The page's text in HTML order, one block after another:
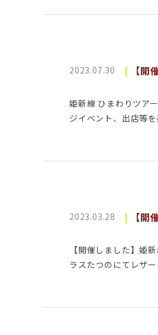
2023.07.30 【
姫新線 ひまわりツア
ジイベント、出店等
2023.03.28 【
【開催しました】姫
ラスたつのにてレザ